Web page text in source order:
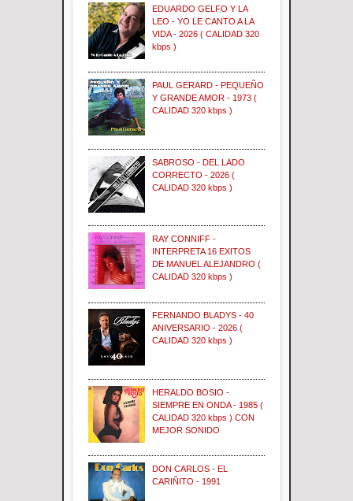
EDUARDO GELFO Y LA
LEO - YO LE CANTO A LA
VIDA - 2026 ( CALIDAD 320
kbps )
PAUL GERARD - PEQUEÑO
Y GRANDE AMOR - 1973 (
CALIDAD 320 kbps )
SABROSO - DEL LADO
CORRECTO - 2026 (
CALIDAD 320 kbps )
RAY CONNIFF -
INTERPRETA 16 EXITOS
DE MANUEL ALEJANDRO (
CALIDAD 320 kbps )
FERNANDO BLADYS - 40
ANIVERSARIO - 2026 (
CALIDAD 320 kbps )
HERALDO BOSIO -
SIEMPRE EN ONDA - 1985 (
CALIDAD 320 kbps ) CON
MEJOR SONIDO
DON CARLOS - EL
CARIÑITO - 1991